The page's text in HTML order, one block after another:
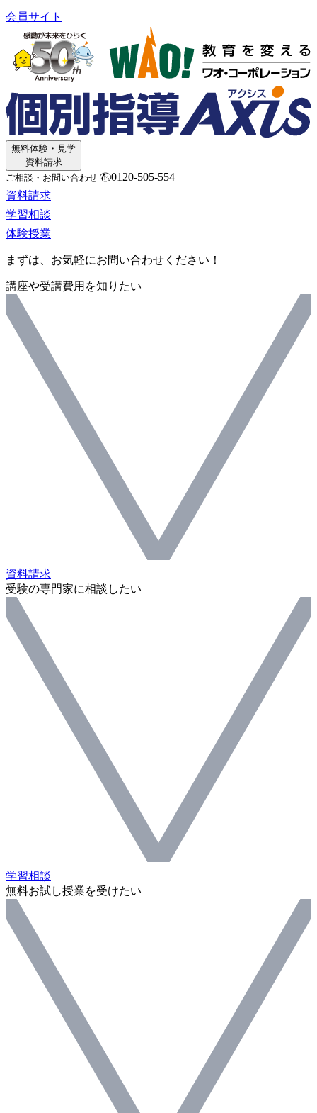
会員サイト
無料体験・見学
資料請求
ご相談・お問い合わせ
0120-505-554
資料請求
学習相談
体験授業
まずは、お気軽にお問い合わせください！
講座や受講費用を知りたい
資料請求
受験の専門家に相談したい
学習相談
無料お試し授業を受けたい